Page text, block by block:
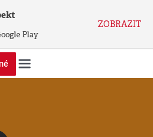
Play
ZOBRAZIT